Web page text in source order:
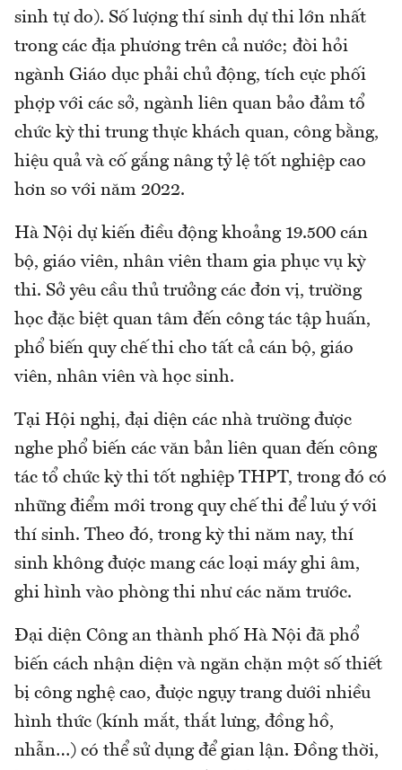
sinh tự do). Số lượng thí sinh dự thi lớn nhất
trong các địa phương trên cả nước; đòi hỏi
ngành Giáo dục phải chủ động, tích cực phối
phợp với các sở, ngành liên quan bảo đảm tổ
chức kỳ thi trung thực khách quan, công bằng,
hiệu quả và cố gắng nâng tỷ lệ tốt nghiệp cao
hơn so với năm 2022.
Hà Nội dự kiến điều động khoảng 19.500 cán
bộ, giáo viên, nhân viên tham gia phục vụ kỳ
thi. Sở yêu cầu thủ trưởng các đơn vị, trường
học đặc biệt quan tâm đến công tác tập huấn,
phổ biến quy chế thi cho tất cả cán bộ, giáo
viên, nhân viên và học sinh.
Tại Hội nghị, đại diện các nhà trường được
nghe phổ biến các văn bản liên quan đến công
tác tổ chức kỳ thi tốt nghiệp THPT, trong đó có
những điểm mới trong quy chế thi để lưu ý với
thí sinh. Theo đó, trong kỳ thi năm nay, thí
sinh không được mang các loại máy ghi âm,
ghi hình vào phòng thi như các năm trước.
Đại diện Công an thành phố Hà Nội đã phổ
biến cách nhận diện và ngăn chặn một số thiết
bị công nghệ cao, được ngụy trang dưới nhiều
hình thức (kính mắt, thắt lưng, đồng hồ,
nhẫn…) có thể sử dụng để gian lận. Đồng thời,